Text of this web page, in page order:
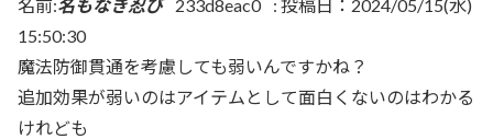
名前:名もなき忍び 233d8eac0 : 投稿日：2024/05/15(水)
15:50:30
魔法防御貫通を考慮しても弱いんですかね？
追加効果が弱いのはアイテムとして面白くないのはわかる
けれども